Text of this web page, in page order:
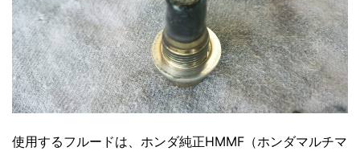
使用するフルードは、ホンダ純正HMMF（ホンダマルチマ